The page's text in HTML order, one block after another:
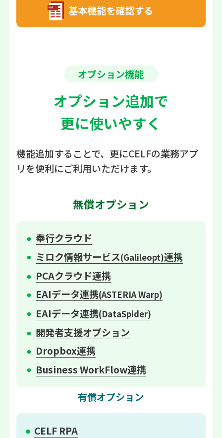
基本機能を確認する
オプション機能
オプション追加で
更に使いやすく
機能追加することで、更にCELFの業務アプ
リを便利にご利用いただけます。
無償オプション
奉行クラウド
ミロク情報サービス(Galileopt)連携
PCAクラウド連携
EAIデータ連携(ASTERIA Warp)
EAIデータ連携(DataSpider)
開発者支援オプション
Dropbox連携
Business WorkFlow連携
有償オプション
CELF RPA